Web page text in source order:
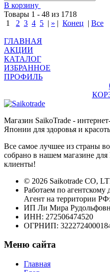
В корзину
Товары 1 - 48 из 1718
1
2 3 4 5 | » | Конец | Все
ГЛАВНАЯ
АКЦИИ
КАТАЛОГ
ИЗБРАННОЕ
ПРОФИЛЬ
Магазин SaikoTrade -
Японии для здоровья и
Все самое лучшее из страны
собрано в нашем магазине
клиенты!
© 2026 Saikotrade CO,
Работаем по агентскому
Агент на территории РФ:
ИП Ли Мира
ИНН: 272506474520
ОГРНИП:
Меню сайта
Главная